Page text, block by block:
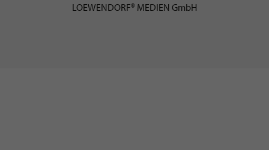
LOEWENDORF® MEDIEN GmbH